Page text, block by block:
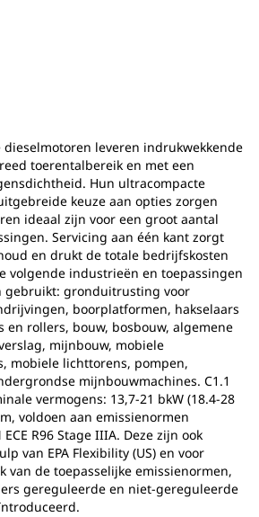
leveren indrukwekkende
toerentalbereik en met een
Hun ultracompacte
keuze aan opties zorgen
ideaal zijn voor een groot aantal
Servicing aan één kant zorgt
en drukt de totale bedrijfskosten
volgende industrieën en toepassingen
gebruikt: gronduitrusting voor
boorplatformen, hakselaars
en rollers, bouw, bosbouw, algemene
mijnbouw, mobiele
mobiele lichttorens, pompen,
mijnbouwmachines. C1.1
vermogens: 13,7-21 bkW (18.4-28
voldoen aan emissienormen
R96 Stage IIIA. Deze zijn ook
van EPA Flexibility (US) en voor
van de toepasselijke emissienormen,
gereguleerde en niet-gereguleerde